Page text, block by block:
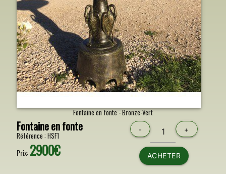
Fontaine en fonte - Bronze-Vert
Fontaine en fonte
Référence : HSF1
Prix:2900€
- +
ACHETER